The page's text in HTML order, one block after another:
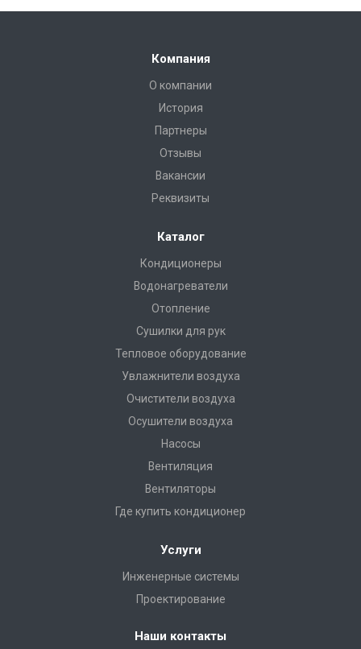
Компания
О компании
История
Партнеры
Отзывы
Вакансии
Реквизиты
Каталог
Кондиционеры
Водонагреватели
Отопление
Сушилки для рук
Тепловое оборудование
Увлажнители воздуха
Очистители воздуха
Осушители воздуха
Насосы
Вентиляция
Вентиляторы
Где купить кондиционер
Услуги
Инженерные системы
Проектирование
Наши контакты